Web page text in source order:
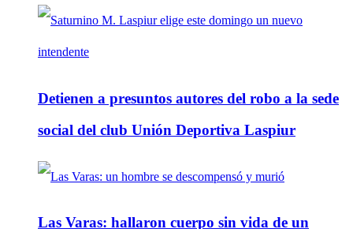
Detienen a presuntos autores del robo a la sede
social del club Unión Deportiva Laspiur
Las Varas: hallaron cuerpo sin vida de un